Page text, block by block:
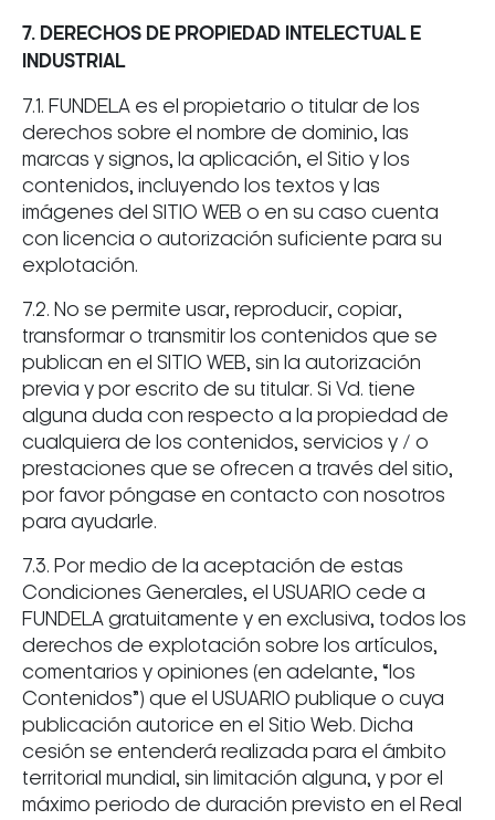
7. DERECHOS DE PROPIEDAD INTELECTUAL E
INDUSTRIAL
7.1. FUNDELA es el propietario o titular de los
derechos sobre el nombre de dominio, las
marcas y signos, la aplicación, el Sitio y los
contenidos, incluyendo los textos y las
imágenes del SITIO WEB o en su caso cuenta
con licencia o autorización suficiente para su
explotación.
7.2. No se permite usar, reproducir, copiar,
transformar o transmitir los contenidos que se
publican en el SITIO WEB, sin la autorización
previa y por escrito de su titular. Si Vd. tiene
alguna duda con respecto a la propiedad de
cualquiera de los contenidos, servicios y / o
prestaciones que se ofrecen a través del sitio,
por favor póngase en contacto con nosotros
para ayudarle.
7.3. Por medio de la aceptación de estas
Condiciones Generales, el USUARIO cede a
FUNDELA gratuitamente y en exclusiva, todos los
derechos de explotación sobre los artículos,
comentarios y opiniones (en adelante, “los
Contenidos”) que el USUARIO publique o cuya
publicación autorice en el Sitio Web. Dicha
cesión se entenderá realizada para el ámbito
territorial mundial, sin limitación alguna, y por el
máximo periodo de duración previsto en el Real